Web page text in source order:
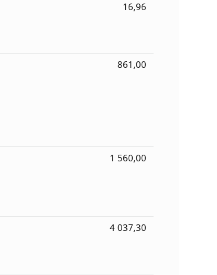
16,96
861,00
1 560,00
4 037,30